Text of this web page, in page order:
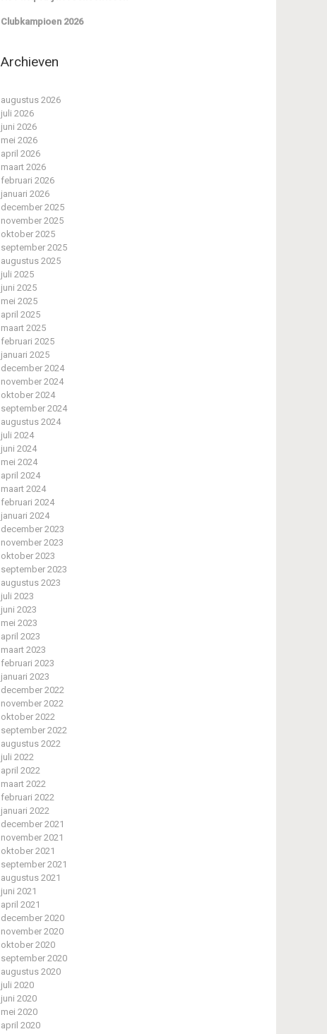
Clubkampioen 2026
Archieven
augustus 2026
juli 2026
juni 2026
mei 2026
april 2026
maart 2026
februari 2026
januari 2026
december 2025
november 2025
oktober 2025
september 2025
augustus 2025
juli 2025
juni 2025
mei 2025
april 2025
maart 2025
februari 2025
januari 2025
december 2024
november 2024
oktober 2024
september 2024
augustus 2024
juli 2024
juni 2024
mei 2024
april 2024
maart 2024
februari 2024
januari 2024
december 2023
november 2023
oktober 2023
september 2023
augustus 2023
juli 2023
juni 2023
mei 2023
april 2023
maart 2023
februari 2023
januari 2023
december 2022
november 2022
oktober 2022
september 2022
augustus 2022
juli 2022
april 2022
maart 2022
februari 2022
januari 2022
december 2021
november 2021
oktober 2021
september 2021
augustus 2021
juni 2021
april 2021
december 2020
november 2020
oktober 2020
september 2020
augustus 2020
juli 2020
juni 2020
mei 2020
april 2020